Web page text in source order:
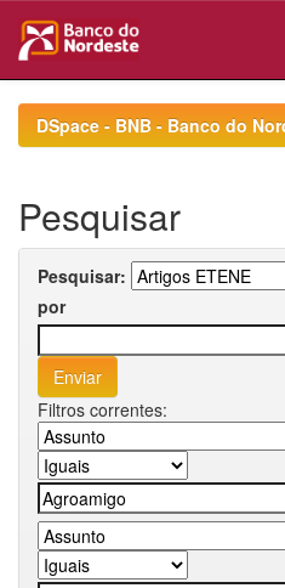
navigationDSpace - BNB - Banco do
Pesquisar
Pesquisar:
por
Filtros correntes: